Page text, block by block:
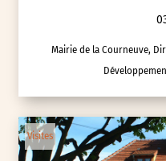
Mairie de la Courneuve,
Visites